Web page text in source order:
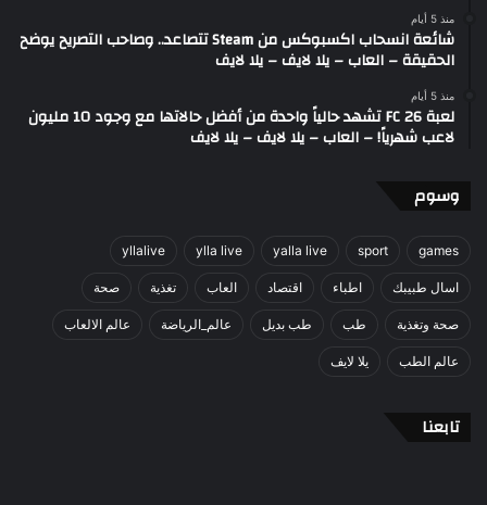
منذ 5 أيام
شائعة انسحاب اكسبوكس من Steam تتصاعد.. وصاحب التصريح يوضح
الحقيقة – العاب – يلا لايف – يلا لايف
منذ 5 أيام
لعبة FC 26 تشهد حالياً واحدة من أفضل حالاتها مع وجود 10 مليون
لاعب شهرياً! – العاب – يلا لايف – يلا لايف
وسوم
games
sport
yalla live
ylla live
yllalive
اسال طبيبك اطباء اقتصاد العاب تغذية صحة
صحة وتغذية طب طب بديل عالم_الرياضة عالم الالعاب
عالم الطب يلا لايف
تابعنا